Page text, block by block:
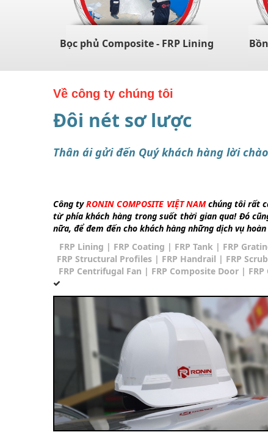
Bọc phủ Composite - FRP Lining
Về công ty chúng tôi
Đôi nét sơ lược
Thân ái gửi đến Quý khách hàng lời
Công tyRONIN COMPOSITE VIỆT NAMchúng tôi rất
từ phía khách hàng trong suốt thời gian qua! Đó
nữa, để đem đến cho khách hàng những dịch vụ
FRP Lining | FRP Coating | FRP Tank | FRP
FRP Structural Profiles | FRP Handrail | FRP
FRP Centrifugal Fan | FRP Composite Door |